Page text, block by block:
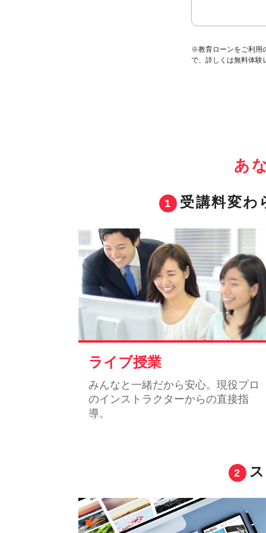
※教育ローンをご利用
で、詳しくは無料体験
あ
受講料変わ
ライブ授業
みんなと一緒だから安心。現役プロ
のインストラクターからの直接指
導。